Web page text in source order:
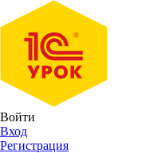
Войти
Вход
Регистрация